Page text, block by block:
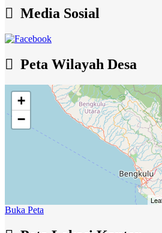
Media Sosial
Peta Wilayah Desa
+
−
Buka Peta